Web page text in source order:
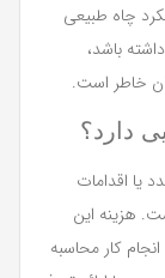
چاه طبیعی
باشد،
خاطر است.
دارد؟
یا اقدامات
هزینه این
کار محاسبه